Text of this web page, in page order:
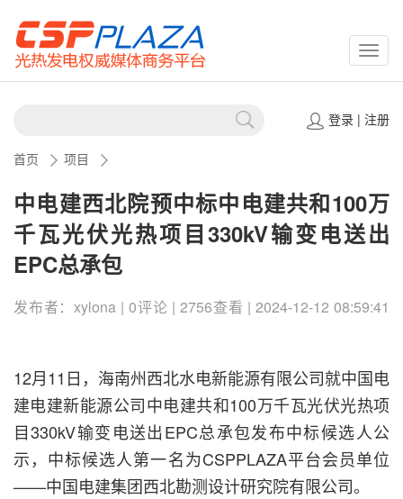
登录| 注册
首页 项目
中电建西北院预中标中电建共和100万
千瓦光伏光热项目330kV输变电送出
EPC总承包
发布者：xylona | 0评论 | 2756查看 | 2024-12-12 08:59:41
12月11日，海南州西北水电新能源有限公司就中国电
建电建新能源公司中电建共和100万千瓦光伏光热项
目330kV输变电送出EPC总承包发布中标候选人公
示，中标候选人第一名为CSPPLAZA平台会员单位
——中国电建集团西北勘测设计研究院有限公司。